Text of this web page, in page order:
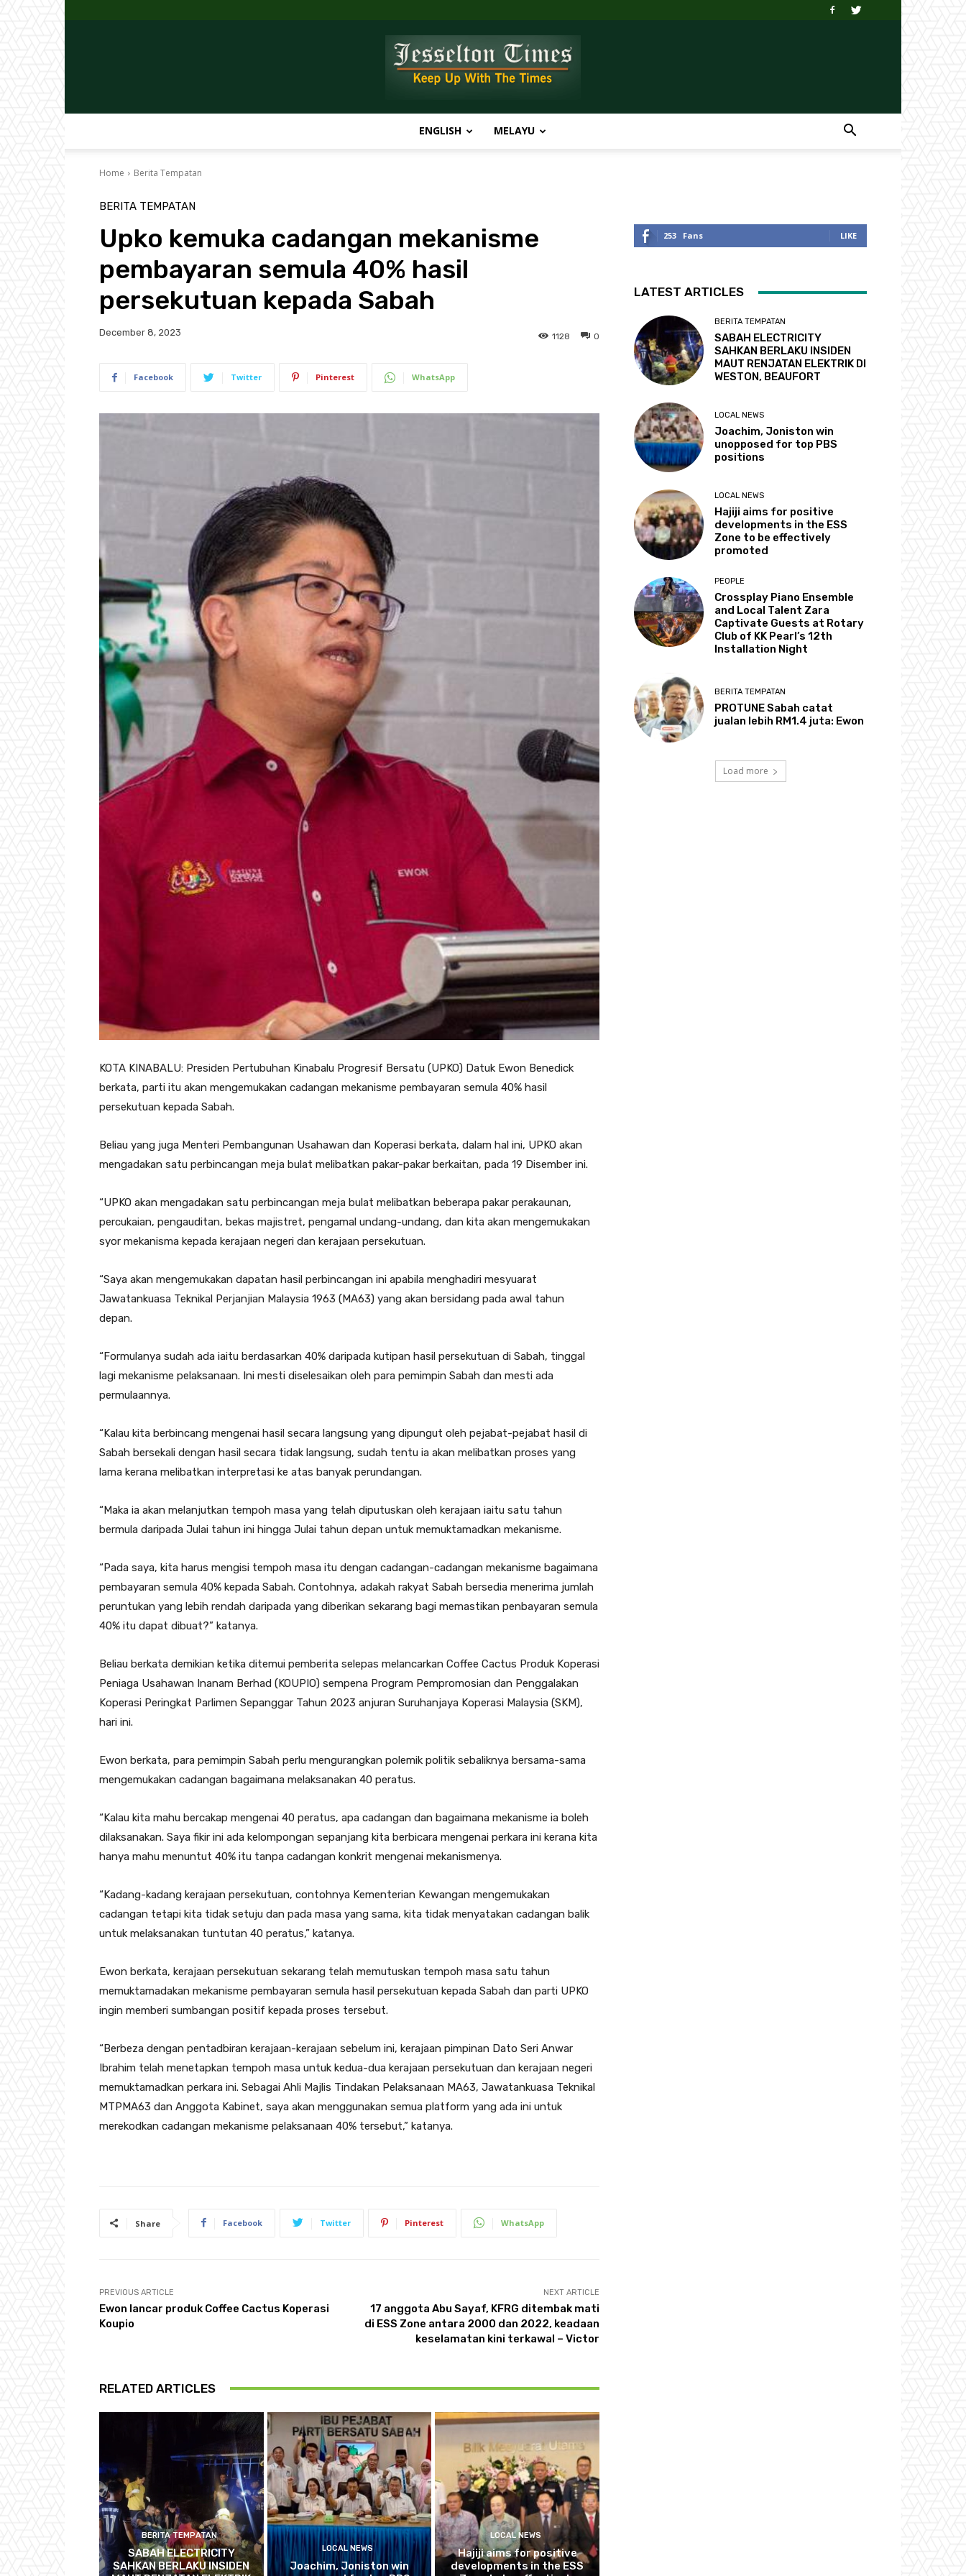
Times
ENGLISH MELAYU
Home Berita Tempatan
BERITA TEMPATAN
Upko kemuka cadangan mekanisme
pembayaran semula 40% hasil
persekutuan kepada Sabah
December 8, 2023 0
1128
Facebook Twitter Pinterest WhatsApp
KOTA KINABALU: Presiden Pertubuhan Kinabalu Progresif Bersatu (UPKO) Datuk Ewon Benedick
berkata, parti itu akan mengemukakan cadangan mekanisme pembayaran semula 40% hasil
persekutuan kepada Sabah.
Beliau yang juga Menteri Pembangunan Usahawan dan Koperasi berkata, dalam hal ini, UPKO akan
mengadakan satu perbincangan meja bulat melibatkan pakar-pakar berkaitan, pada 19 Disember ini.
“UPKO akan mengadakan satu perbincangan meja bulat melibatkan beberapa pakar perakaunan,
percukaian, pengauditan, bekas majistret, pengamal undang-undang, dan kita akan mengemukakan
syor mekanisma kepada kerajaan negeri dan kerajaan persekutuan.
“Saya akan mengemukakan dapatan hasil perbincangan ini apabila menghadiri mesyuarat
Jawatankuasa Teknikal Perjanjian Malaysia 1963 (MA63) yang akan bersidang pada awal tahun
depan.
“Formulanya sudah ada iaitu berdasarkan 40% daripada kutipan hasil persekutuan di Sabah, tinggal
lagi mekanisme pelaksanaan. Ini mesti diselesaikan oleh para pemimpin Sabah dan mesti ada
permulaannya.
“Kalau kita berbincang mengenai hasil secara langsung yang dipungut oleh pejabat-pejabat hasil di
Sabah bersekali dengan hasil secara tidak langsung, sudah tentu ia akan melibatkan proses yang
lama kerana melibatkan interpretasi ke atas banyak perundangan.
“Maka ia akan melanjutkan tempoh masa yang telah diputuskan oleh kerajaan iaitu satu tahun
bermula daripada Julai tahun ini hingga Julai tahun depan untuk memuktamadkan mekanisme.
“Pada saya, kita harus mengisi tempoh masa itu dengan cadangan-cadangan mekanisme bagaimana
pembayaran semula 40% kepada Sabah. Contohnya, adakah rakyat Sabah bersedia menerima jumlah
peruntukan yang lebih rendah daripada yang diberikan sekarang bagi memastikan penbayaran semula
40% itu dapat dibuat?” katanya.
Beliau berkata demikian ketika ditemui pemberita selepas melancarkan Coffee Cactus Produk Koperasi
Peniaga Usahawan Inanam Berhad (KOUPIO) sempena Program Pempromosian dan Penggalakan
Koperasi Peringkat Parlimen Sepanggar Tahun 2023 anjuran Suruhanjaya Koperasi Malaysia (SKM),
hari ini.
Ewon berkata, para pemimpin Sabah perlu mengurangkan polemik politik sebaliknya bersama-sama
mengemukakan cadangan bagaimana melaksanakan 40 peratus.
“Kalau kita mahu bercakap mengenai 40 peratus, apa cadangan dan bagaimana mekanisme ia boleh
dilaksanakan. Saya fikir ini ada kelompongan sepanjang kita berbicara mengenai perkara ini kerana kita
hanya mahu menuntut 40% itu tanpa cadangan konkrit mengenai mekanismenya.
“Kadang-kadang kerajaan persekutuan, contohnya Kementerian Kewangan mengemukakan
cadangan tetapi kita tidak setuju dan pada masa yang sama, kita tidak menyatakan cadangan balik
untuk melaksanakan tuntutan 40 peratus,” katanya.
Ewon berkata, kerajaan persekutuan sekarang telah memutuskan tempoh masa satu tahun
memuktamadakan mekanisme pembayaran semula hasil persekutuan kepada Sabah dan parti UPKO
ingin memberi sumbangan positif kepada proses tersebut.
“Berbeza dengan pentadbiran kerajaan-kerajaan sebelum ini, kerajaan pimpinan Dato Seri Anwar
Ibrahim telah menetapkan tempoh masa untuk kedua-dua kerajaan persekutuan dan kerajaan negeri
memuktamadkan perkara ini. Sebagai Ahli Majlis Tindakan Pelaksanaan MA63, Jawatankuasa Teknikal
MTPMA63 dan Anggota Kabinet, saya akan menggunakan semua platform yang ada ini untuk
merekodkan cadangan mekanisme pelaksanaan 40% tersebut,” katanya.
Share Facebook Twitter Pinterest WhatsApp
PREVIOUS ARTICLE
Ewon lancar produk Coffee Cactus Koperasi
Koupio
NEXT ARTICLE
17 anggota Abu Sayaf, KFRG ditembak mati
di ESS Zone antara 2000 dan 2022, keadaan
keselamatan kini terkawal – Victor
RELATED ARTICLES
BERITA TEMPATAN
SABAH ELECTRICITY
SAHKAN BERLAKU INSIDEN
LOCAL NEWS
Joachim, Joniston win
LOCAL NEWS
Hajiji aims for positive
developments in the ESS
253 Fans LIKE
LATEST ARTICLES
BERITA TEMPATAN
SABAH ELECTRICITY
SAHKAN BERLAKU INSIDEN
MAUT RENJATAN ELEKTRIK DI
WESTON, BEAUFORT
LOCAL NEWS
Joachim, Joniston win
unopposed for top PBS
positions
LOCAL NEWS
Hajiji aims for positive
developments in the ESS
Zone to be effectively
promoted
PEOPLE
Crossplay Piano Ensemble
and Local Talent Zara
Captivate Guests at Rotary
Club of KK Pearl’s 12th
Installation Night
BERITA TEMPATAN
PROTUNE Sabah catat
jualan lebih RM1.4 juta: Ewon
Load more